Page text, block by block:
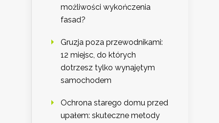
możliwości wykończenia
fasad?
Gruzja poza przewodnikami:
12 miejsc, do których
dotrzesz tylko wynajętym
samochodem
Ochrona starego domu przed
upałem: skuteczne metody